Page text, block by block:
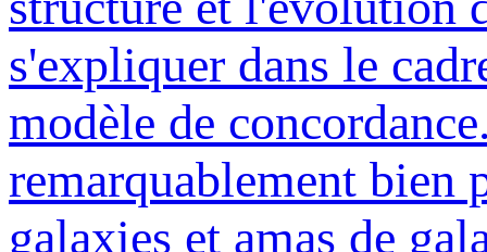
s'expliquer dans le
modèle de
remarquablement bien
galaxies et amas de